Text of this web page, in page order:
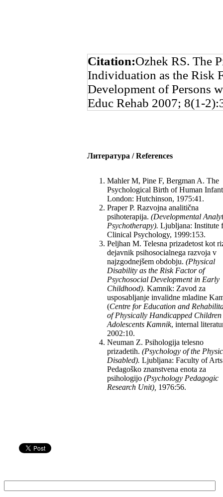
Citation:Ozhek RS. The
Individuation as the Risk
Development of Persons
Educ Rehab 2007; 8(1-
Литература / References
Mahler M, Pine F, Bergman A. The
Psychological Birth of Human
London: Hutchinson, 1975:41.
Praper P. Razvojna analitična
psihoterapija. (Developmental
Psychotherapy). Ljubljana: Institute
Clinical Psychology, 1999:153.
Peljhan M. Telesna prizadetost kot
dejavnik psihosocialnega razvoja v
najzgodnejšem obdobju. (Physical
Disability as the Risk Factor of
Psychosocial Development in Early
Childhood). Kamnik: Zavod za
usposabljanje invalidne mladine
(Centre for Education and
of Physically Handicapped Children
Adolescents Kamnik, internal
2002:10.
Neuman Z. Psihologija telesno
prizadetih. (Psychology of the
Disabled). Ljubljana: Faculty of
Pedagoško znanstvena enota za
psihologijo (Psychology Pedagogic
Research Unit), 1976:56.